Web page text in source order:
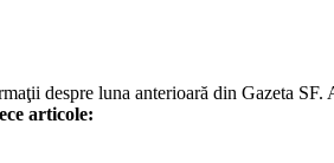
despre luna anterioară din Gazeta
articole: